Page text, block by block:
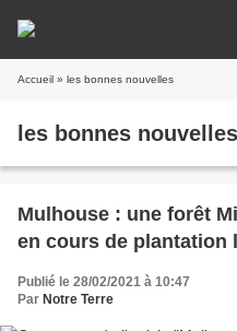
Accueil » les bonnes nouvelles
les bonnes nouvelles
Mulhouse : une forêt
en cours de plantation
Publié le 28/02/2021 à 10:47
Par Notre Terre